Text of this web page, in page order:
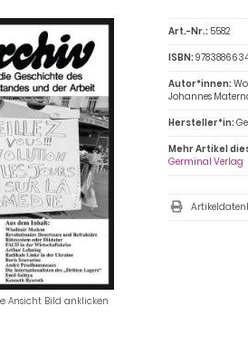
Ansicht Bild anklicken
Art.-Nr.: 5582
ISBN:
Autor*innen:
Johannes
Hersteller*in:
Mehr Artikel
Germinal Verlag